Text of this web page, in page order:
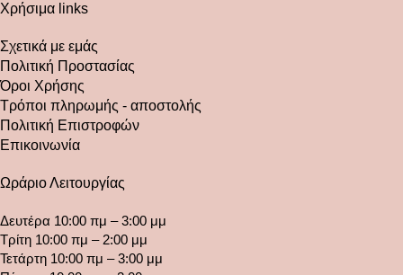
Χρήσιμα links
Σχετικά με εμάς
Πολιτική Προστασίας
Όροι Χρήσης
Τρόποι πληρωμής - αποστολής
Πολιτική Επιστροφών
Επικοινωνία
Ωράριο Λειτουργίας
Δευτέρα 10:00 πμ – 3:00 μμ
Τρίτη 10:00 πμ – 2:00 μμ
Τετάρτη 10:00 πμ – 3:00 μμ